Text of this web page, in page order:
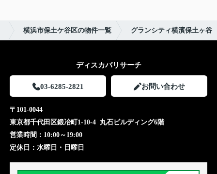
横浜市保土ケ谷区の物件一覧 グランシティ横濱保土ヶ谷
ディスカバリサーチ
03-6285-2821 お問い合わせ
〒101-0044
東京都千代田区鍛冶町1-10-4 丸石ビルディング6階
営業時間： 10:00～19:00
定休日： 水曜日・日曜日